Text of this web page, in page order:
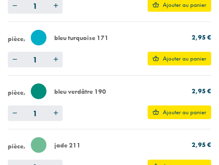
Ajouter au panier
pièce bleu turquoise 171 2,95 €
Ajouter au panier
pièce bleu verdâtre 190 2,95 €
Ajouter au panier
pièce jade 211 2,95 €